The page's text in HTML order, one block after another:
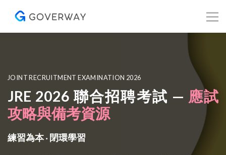
JOINT RECRUITMENT EXAMINATION 2026
JRE 2026 聯合招聘考試 — 應試
攻略與備考資源
練習為本 ‧ 閉環學習